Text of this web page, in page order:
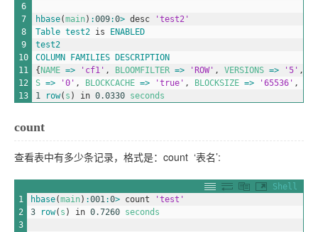
6
7
8
9
10
11
12
13
hbase(main) :009:0> desc
'test2'
Table test2 is
ENABLED
test2
COLUMN
FAMILIES
DESCRIPTION
{ NAME => 'cf1' , BLOOMFILTER => 'ROW' , VERSIONS => '5' ,
S => '0' , BLOCKCACHE => 'true' , BLOCKSIZE => '65536' ,
1
row( s ) in 0.0330 seconds
count
查看表中有多少条记录，格式是：count ‘表名’:
Shell
1
2
3
hbase(main) :001:0> count
'test'
3
row( s ) in 0.7260 seconds